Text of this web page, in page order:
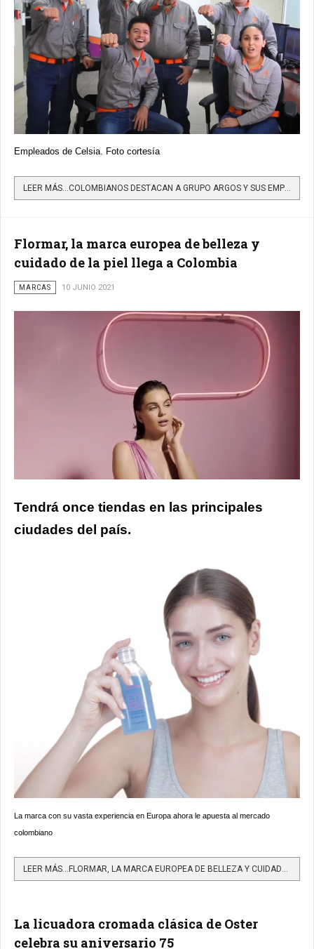
Empleados de Celsia. Foto cortesía
LEER MÁS…COLOMBIANOS DESTACAN A GRUPO ARGOS Y SUS EMPRESAS, CEMENTOS ARGOS, CELSIA Y ODINSA, ENTRE LAS...
Flormar, la marca europea de belleza y
cuidado de la piel llega a Colombia
MARCAS 10 JUNIO 2021
Tendrá once tiendas en las principales
ciudades del país.
La marca con su vasta experiencia en Europa ahora le apuesta al mercado
colombiano
LEER MÁS…FLORMAR, LA MARCA EUROPEA DE BELLEZA Y CUIDADO DE LA PIEL LLEGA A COLOMBIA
La licuadora cromada clásica de Oster
celebra su aniversario 75